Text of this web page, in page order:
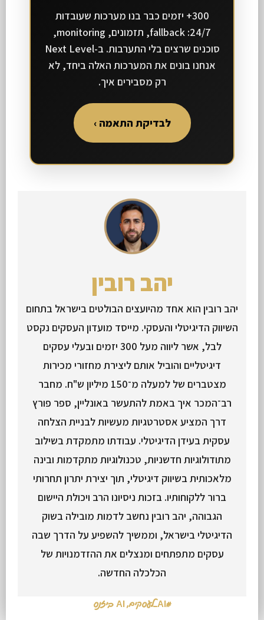
300+ יזמים כבר בנו מערכות שעובדות
24/7: fallback, תזמונים, monitoring,
סוכנים שרצים בלי התערבות. ב-Next Level
אנחנו בונים את המערכות האלה ביחד, לא
רק מסבירים איך.
לבדיקת התאמה ›
יהב רובין
יהב רובין הוא אחד מהיועצים הבולטים בישראל בתחום
השיווק הדיגיטלי והעסקי. מייסד מועדון העסקים נקסט
לבל, אשר ליווה מעל 300 יזמים ובעלי עסקים
דיגיטליים והוביל אותם ליצירת מחזורי מכירות
מצטברים של למעלה מ־150 מיליון ש"ח. מחבר
רב־המכר איך באמת להתעשר באונליין, ספר פורץ
דרך המציע אסטרטגיות מעשיות לבניית הצלחה
עסקית בעידן הדיגיטלי. עבודתו מתמקדת בשילוב
מתודולוגיות חדשניות, טכנולוגיות מתקדמות ובינה
מלאכותית בשיווק דיגיטלי, תוך יצירת יתרון תחרותי
ברור ללקוחותיו. בזכות ניסיונו הרב ויכולת היישום
הגבוהה, יהב רובין נחשב לדמות מובילה בשוק
הדיגיטלי בישראל, וממשיך להשפיע על הדרך שבה
עסקים מתפתחים ומנצלים את ההזדמנויות של
הכלכלה החדשה.
#AI_לעסקים ,AI ביזנס